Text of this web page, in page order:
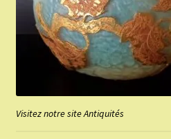
Visitez notre site Antiquités